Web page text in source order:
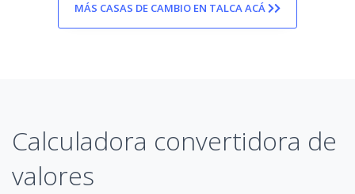
MÁS CASAS DE CAMBIO EN TALCA ACÁ
Calculadora convertidora de
valores